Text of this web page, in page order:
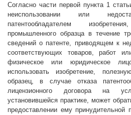
Согласно части первой пункта 1
неиспользовании или
патентообладателем
промышленного образца в течение
сведений о патенте, приводящем к
соответствующих товаров, работ
физическое или юридическое
использовать изобретение,
образец, в случае отказа
лицензионного договора на
установившейся практике, может
предоставлении ему принудительной